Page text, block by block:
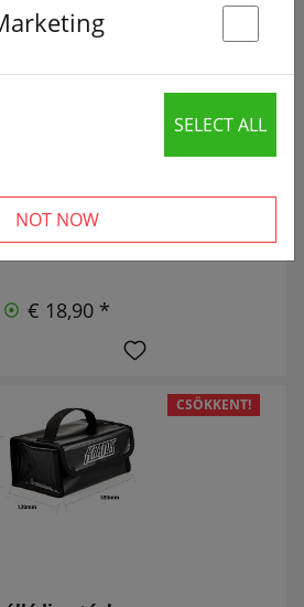
€ 18,90 *
CSÖKKENT!
SELECT ALL
NOT NOW